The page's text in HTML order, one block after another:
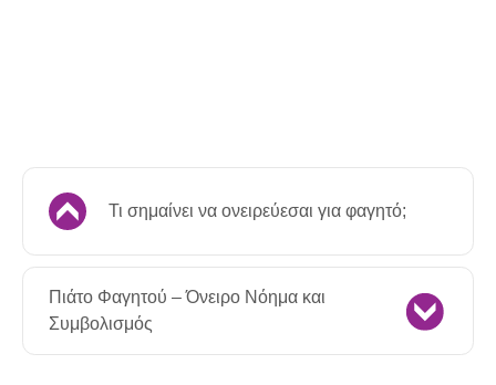
Τι σημαίνει να ονειρεύεσαι για φαγητό;
Πιάτο Φαγητού – Όνειρο Νόημα και
Συμβολισμός